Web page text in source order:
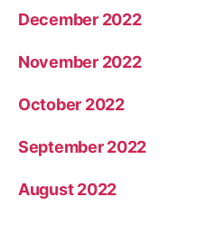
December 2022
November 2022
October 2022
September 2022
August 2022